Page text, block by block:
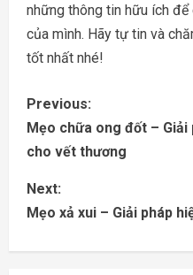
những thông tin hữu ích
của mình. Hãy tự tin và
tốt nhất nhé!
C
o
n
t
i
Previous:
Mẹo chữa ong đốt –
cho vết thương
Next:
Mẹo xả xui – Giải pháp